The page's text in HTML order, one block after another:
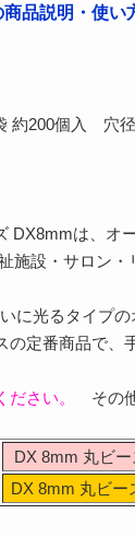
品説明・使い
約200個入 穴
DX8mmは、オ
施設・サロン
に光るタイプ
定番商品で、
さい。 その
DX 8mm 丸ビ
DX 8mm 丸ビ